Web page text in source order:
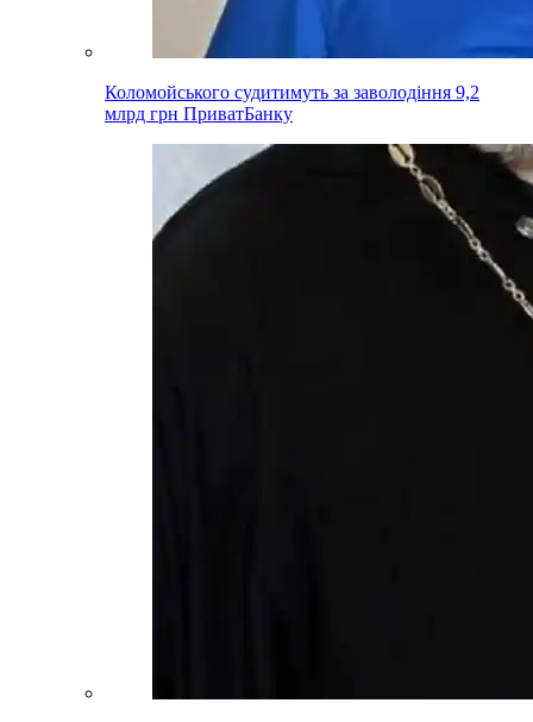
Коломойського судитимуть за заволодіння 9,2
млрд грн ПриватБанку